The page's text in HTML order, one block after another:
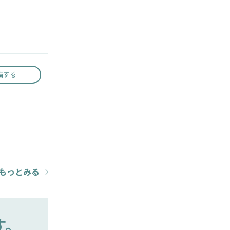
する
っとみる